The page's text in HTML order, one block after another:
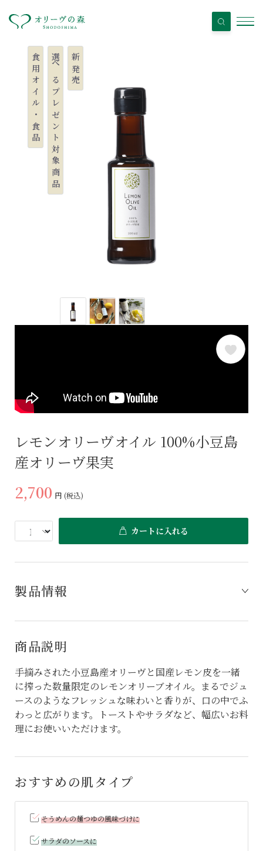
食用オイル・食品選べるプレゼント対象商品 新発売
レモンオリーヴオイル 100%小豆島
産オリーヴ果実
2,700 円 (税込)
カートに入れる
製品情報
商品説明
手摘みされた小豆島産オリーヴと国産レモン皮を一緒
に搾った数量限定のレモンオリーブオイル。まるでジュ
ースのようなフレッシュな味わいと香りが、口の中でふ
わっと広がります。トーストやサラダなど、幅広いお料
理にお使いいただけます。
おすすめの肌タイプ
そうめんの麺つゆの風味づけに
サラダのソースに